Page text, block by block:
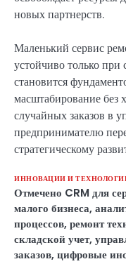
новых партнерств.
Маленький сервис
устойчиво только
становится
масштабирование без
случайных заказов в
предпринимателю
стратегическому
ИННОВАЦИИ И
Отмечено CRM для
малого бизнеса,
процессов, ремонт
складской учет,
заказов, цифровые